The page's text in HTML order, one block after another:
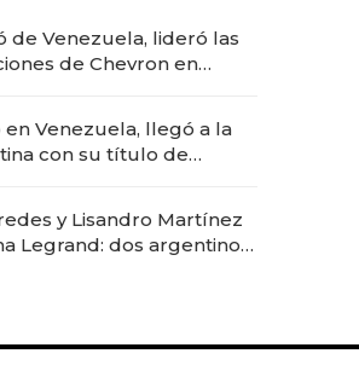
de Venezuela, lideró las
de Chevron en
en Venezuela, llegó a la
con su título de
"fast premium"
y Lisandro Martínez
Legrand: dos argentinos